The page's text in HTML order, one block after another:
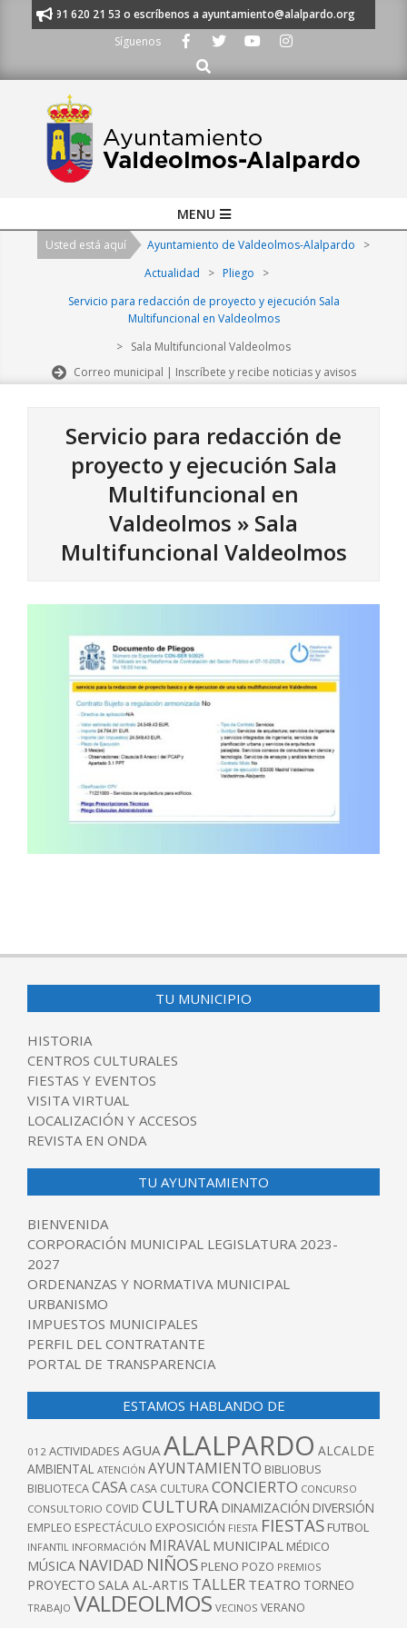
al 91 620 21 53 o escríbenos a ayuntamiento@alalpardo.org
Síguenos
Buscar
Navigation
MENU
Usted está aquí Ayuntamiento de Valdeolmos-Alalpardo
>
Actualidad
> Pliego
>
Servicio para redacción de proyecto y ejecución Sala
Multifuncional en Valdeolmos
> Sala Multifuncional Valdeolmos
Correo municipal | Inscríbete y recibe noticias y avisos
Servicio para redacción de
proyecto y ejecución Sala
Multifuncional en
Valdeolmos » Sala
Multifuncional Valdeolmos
TU MUNICIPIO
HISTORIA
CENTROS CULTURALES
FIESTAS Y EVENTOS
VISITA VIRTUAL
LOCALIZACIÓN Y ACCESOS
REVISTA EN ONDA
TU AYUNTAMIENTO
BIENVENIDA
CORPORACIÓN MUNICIPAL LEGISLATURA 2023-
2027
ORDENANZAS Y NORMATIVA MUNICIPAL
URBANISMO
IMPUESTOS MUNICIPALES
PERFIL DEL CONTRATANTE
PORTAL DE TRANSPARENCIA
ESTAMOS HABLANDO DE
012 ACTIVIDADES AGUA ALALPARDO ALCALDE
AMBIENTAL ATENCIÓN AYUNTAMIENTO BIBLIOBUS
BIBLIOTECACASA CASA CULTURACONCIERTO CONCURSO
CONSULTORIO COVID CULTURA DINAMIZACIÓN DIVERSIÓN
EMPLEO ESPECTÁCULO EXPOSICIÓN FIESTA FIESTAS FUTBOL
INFANTIL INFORMACIÓN MIRAVAL MUNICIPAL MÉDICO
MÚSICA NAVIDAD NIÑOS PLENO POZO PREMIOS
PROYECTO SALA AL-ARTIS TALLER TEATRO TORNEO
TRABAJO VALDEOLMOS VECINOS VERANO